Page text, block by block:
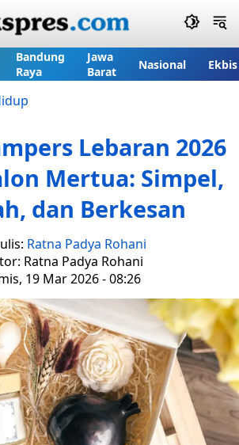
Bandung
Raya
Jawa
Barat
Nasional Ekbis
Lebaran 2026
Mertua: Simpel,
dan Berkesan
Ratna Padya Rohani
Ratna Padya Rohani
19 Mar 2026 - 08:26